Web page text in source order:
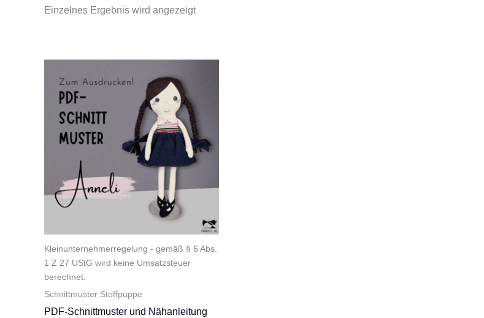
Einzelnes Ergebnis wird angezeigt
Kleinunternehmerregelung - gemäß § 6 Abs.
1 Z 27 UStG wird keine Umsatzsteuer
berechnet.
Schnittmuster Stoffpuppe
PDF-Schnittmuster und Nähanleitung